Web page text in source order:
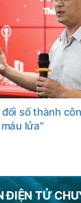
số thành
lửa"
ĐIỆN TỬ